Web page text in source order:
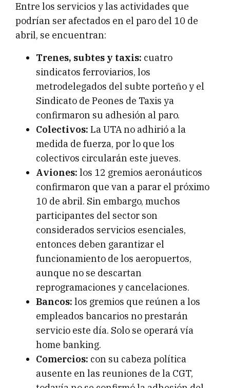
Entre los servicios y las actividades que
podrían ser afectados en el paro del 10 de
abril, se encuentran:
Trenes, subtes y taxis: cuatro
sindicatos ferroviarios, los
metrodelegados del subte porteño y el
Sindicato de Peones de Taxis ya
confirmaron su adhesión al paro.
Colectivos: La UTA no adhirió a la
medida de fuerza, por lo que los
colectivos circularán este jueves.
Aviones: los 12 gremios aeronáuticos
confirmaron que van a parar el próximo
10 de abril. Sin embargo, muchos
participantes del sector son
considerados servicios esenciales,
entonces deben garantizar el
funcionamiento de los aeropuertos,
aunque no se descartan
reprogramaciones y cancelaciones.
Bancos: los gremios que reúnen a los
empleados bancarios no prestarán
servicio este día. Solo se operará vía
home banking.
Comercios: con su cabeza política
ausente en las reuniones de la CGT,